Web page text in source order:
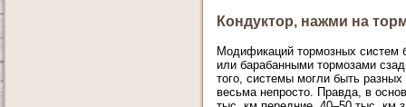
Кондуктор, нажми на
Модификаций тормозных систем
или барабанными тормозами
того, системы могли быть
весьма непросто. Правда, в